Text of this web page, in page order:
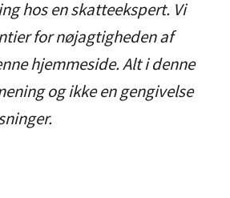
TastSelv, før
går i gang med en
ofte undgå bøde og
restskat og
i vores guide:
hos en skatteekspert. Vi
for nøjagtigheden af
hjemmeside. Alt i denne
og ikke en gengivelse